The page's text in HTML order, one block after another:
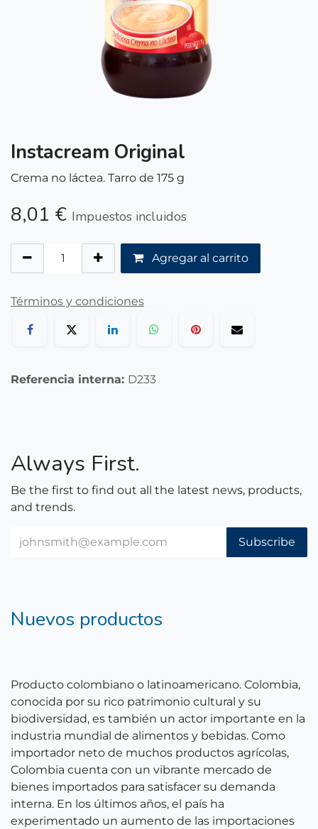
Instacream Original
Crema no láctea. Tarro de 175 g
8,01 € Impuestos incluidos
Agregar al carrito
Términos y condiciones
Referencia interna: D233
Always First.
Be the first to find out all the latest news, products,
and trends.
Subscribe
Nuevos productos
Producto colombiano o latinoamericano. Colombia,
conocida por su rico patrimonio cultural y su
biodiversidad, es también un actor importante en la
industria mundial de alimentos y bebidas. Como
importador neto de muchos productos agrícolas,
Colombia cuenta con un vibrante mercado de
bienes importados para satisfacer su demanda
interna. En los últimos años, el país ha
experimentado un aumento de las importaciones